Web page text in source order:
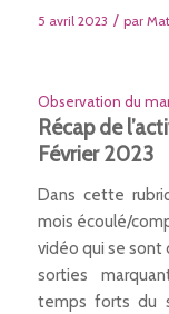
5 avril 2023 / par
Observation du
Récap de
Février 2023
Dans cette
mois écoulé/
vidéo qui se sont
sorties
temps forts du